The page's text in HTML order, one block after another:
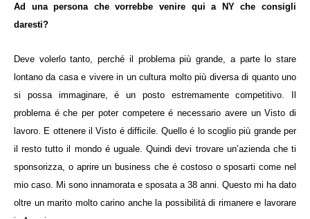
Ad una persona che vorrebbe venire qui a NY che consigli
daresti?
Deve volerlo tanto, perché il problema più grande, a parte lo stare
lontano da casa e vivere in un cultura molto più diversa di quanto uno
si possa immaginare, é un posto estremamente competitivo. Il
problema é che per poter competere é necessario avere un Visto di
lavoro. E ottenere il Visto é difficile. Quello é lo scoglio più grande per
il resto tutto il mondo é uguale. Quindi devi trovare un’azienda che ti
sponsorizza, o aprire un business che é costoso o sposarti come nel
mio caso. Mi sono innamorata e sposata a 38 anni. Questo mi ha dato
oltre un marito molto carino anche la possibilitá di rimanere e lavorare